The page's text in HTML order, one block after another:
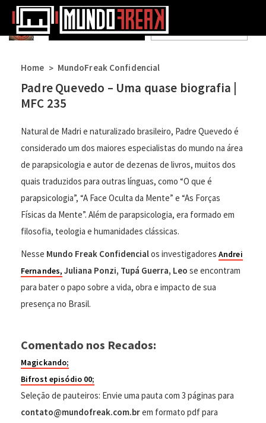
Spotify
Home > MundoFreak Confidencial
Padre Quevedo – Uma quase biografia |
MFC 235
Natural de Madri e naturalizado brasileiro, Padre Quevedo é
considerado um dos maiores especialistas do mundo na área
de parapsicologia e autor de dezenas de livros, muitos dos
quais traduzidos para outras línguas, como “O que é
parapsicologia”, “A Face Oculta da Mente” e “As Forças
Físicas da Mente”. Além de parapsicologia, era formado em
filosofia, teologia e humanidades clássicas.
Nesse Mundo Freak Confidencialos investigadores Andrei
Fernandes, Juliana Ponzi, Tupá Guerra, Leose encontram
para bater o papo sobre a vida, obra e impacto de sua
presença no Brasil.
Comentado nos Recados:
Magickando;
Bifrost episódio 00;
Seleção de pauteiros: Envie uma pauta com 3 páginas para
contato@mundofreak.com.brem formato pdf para